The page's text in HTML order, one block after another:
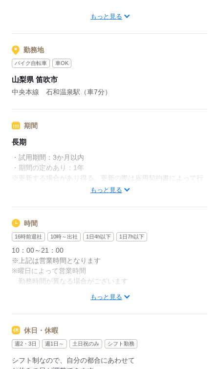
気楽に来てくださいね！
応募する
1分単位でお給料を計算しますので、無駄なく働けます！マネー
しかも土日祝日は時給￥50UPでタイパ良し！！
もっと見る
勤務地
バイク自転車 車OK
山梨県 笛吹市
中央本線 石和温泉駅（車7分）
期間
長期
・試用期間：3か月以内
・期間の定めあり：1年
※更新する場合があり得る。更新の際は雇用契約書によって行
もっと見る
時間
16時前退社 10時～出社 1日4h以下 1日7h以下
10：00～21：00
※上記は営業時間となります
※曜日によって営業時間
勤務時間が異なる場合がございます
応募する
もっと見る
休日・休暇
週2・3日 週1日～ 土日祝のみ シフト勤務
シフト制なので、自分の都合にあわせて